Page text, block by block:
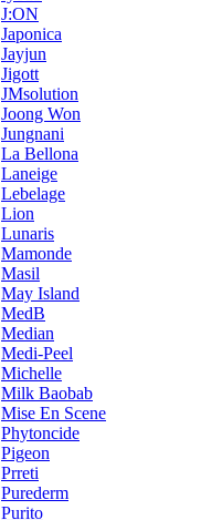
J:ON
Japonica
Jayjun
Jigott
JMsolution
Joong Won
Jungnani
La Bellona
Laneige
Lebelage
Lion
Lunaris
Mamonde
Masil
May Island
MedB
Median
Medi-Peel
Michelle
Milk Baobab
Mise En Scene
Phytoncide
Pigeon
Prreti
Purederm
Purito